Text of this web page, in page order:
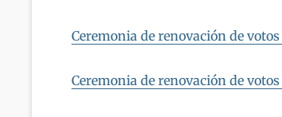
Ceremonia de renovación de
Ceremonia de renovación de